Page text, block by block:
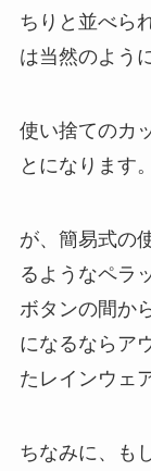
ちりと並べら
は当然のよう
使い捨てのカ
とになります。
が、簡易式の
るようなペラ
ボタンの間か
になるならア
たレインウェ
ちなみに、も